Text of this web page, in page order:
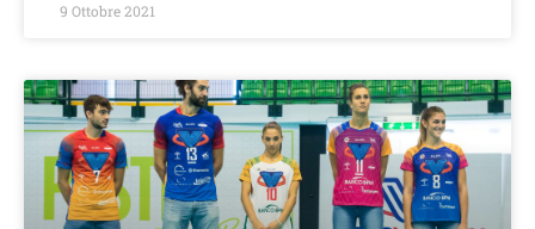
9 Ottobre 2021